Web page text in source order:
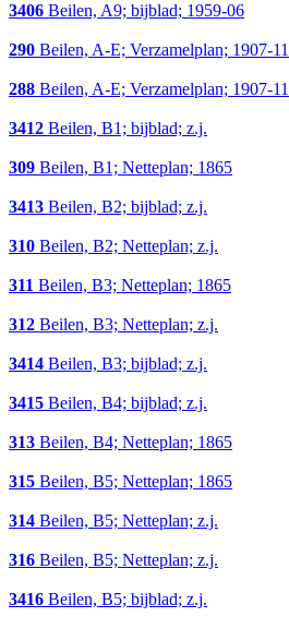
3406 Beilen, A9; bijblad; 1959-06
290 Beilen, A-E; Verzamelplan; 1907-11
288 Beilen, A-E; Verzamelplan; 1907-11
3412 Beilen, B1; bijblad; z.j.
309 Beilen, B1; Netteplan; 1865
3413 Beilen, B2; bijblad; z.j.
310 Beilen, B2; Netteplan; z.j.
311 Beilen, B3; Netteplan; 1865
312 Beilen, B3; Netteplan; z.j.
3414 Beilen, B3; bijblad; z.j.
3415 Beilen, B4; bijblad; z.j.
313 Beilen, B4; Netteplan; 1865
315 Beilen, B5; Netteplan; 1865
314 Beilen, B5; Netteplan; z.j.
316 Beilen, B5; Netteplan; z.j.
3416 Beilen, B5; bijblad; z.j.